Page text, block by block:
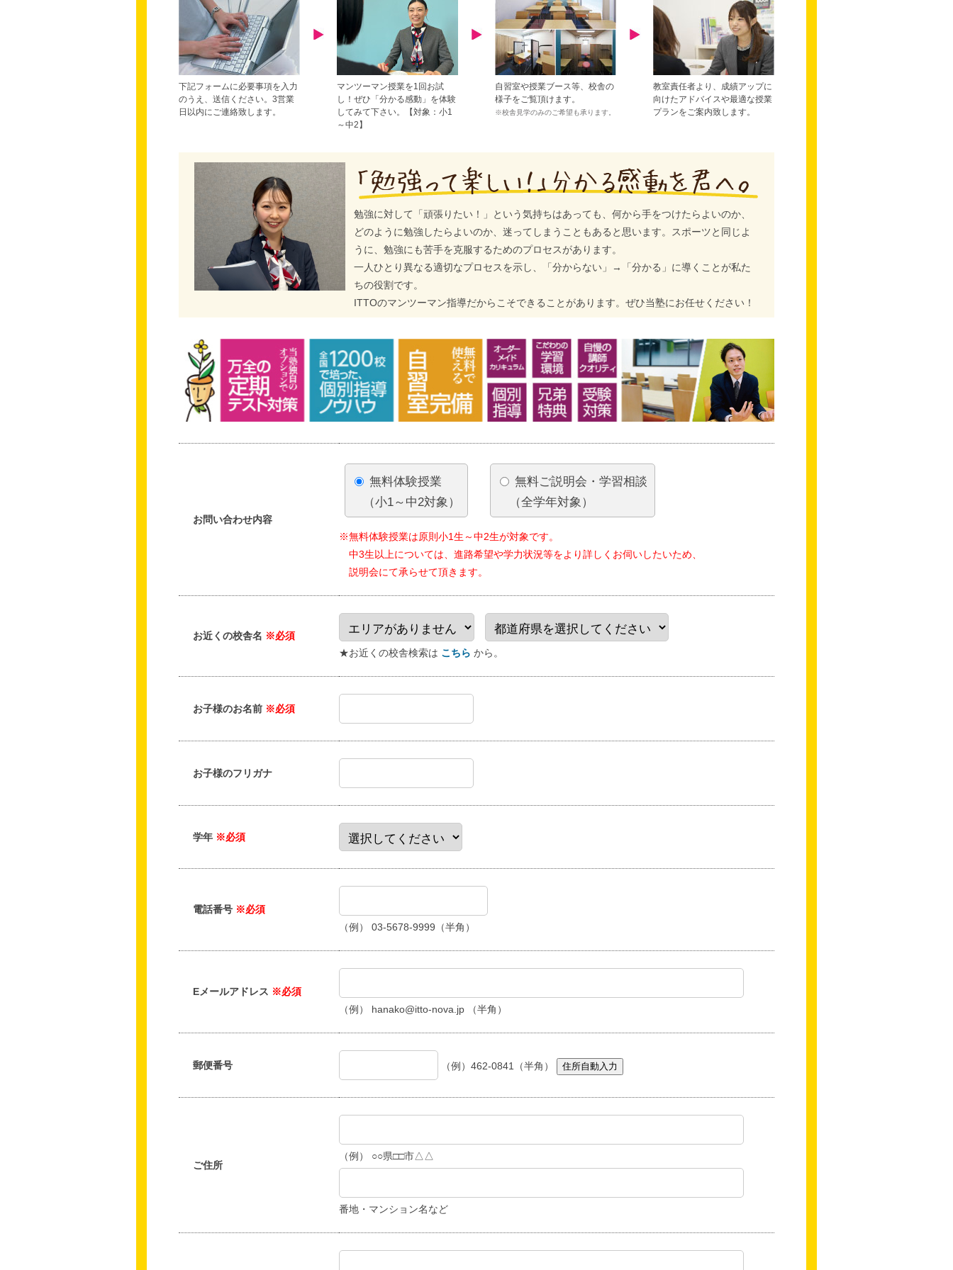
下記フォームに必要事項を入力
のうえ、送信ください。3営業
日以内にご連絡致します。
マンツーマン授業を1回お試
し！ぜひ「分かる感動」を体験
してみて下さい。【対象：小1
～中2】
自習室や授業ブース等、校舎の
様子をご覧頂けます。
※校舎見学のみのご希望も承ります。
教室責任者より、成績アップに
向けたアドバイスや最適な授業
プランをご案内致します。
勉強に対して「頑張りたい！」という気持ちはあっても、何から手をつけたらよいのか、
どのように勉強したらよいのか、迷ってしまうこともあると思います。スポーツと同じよ
うに、勉強にも苦手を克服するためのプロセスがあります。
一人ひとり異なる適切なプロセスを示し、「分からない」→「分かる」に導くことが私た
ちの役割です。
ITTOのマンツーマン指導だからこそできることがあります。ぜひ当塾にお任せください！
お問い合わせ内容
無料体験授業
（小1～中2対象）
無料ご説明会・学習相談
（全学年対象）
※無料体験授業は原則小1生～中2生が対象です。
中3生以上については、進路希望や学力状況等をより詳しくお伺いしたいため、
説明会にて承らせて頂きます。
お近くの校舎名 ※必須
★お近くの校舎検索は こちら から。
お子様のお名前 ※必須
お子様のフリガナ
学年 ※必須
電話番号 ※必須
（例） 03-5678-9999（半角）
Eメールアドレス ※必須
（例） hanako@itto-nova.jp （半角）
郵便番号 （例）462-0841（半角） 住所自動入力
ご住所
（例） ○○県□□市△△
番地・マンション名など